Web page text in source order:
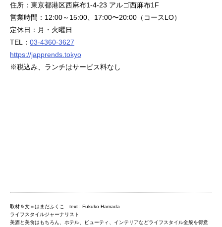
住所：東京都港区西麻布1-4-23 アルゴ西麻布1F
営業時間：12:00～15:00、17:00〜20:00（コースLO）
定休日：月・火曜日
TEL： 03-4360-3627
https://japprends.tokyo
※税込み、ランチはサービス料なし
取材＆文＝はまだふくこ text : Fukuko Hamada
ライフスタイルジャーナリスト
美酒と美食はもちろん、ホテル、ビューティ、インテリアなどライフスタイル全般を得意